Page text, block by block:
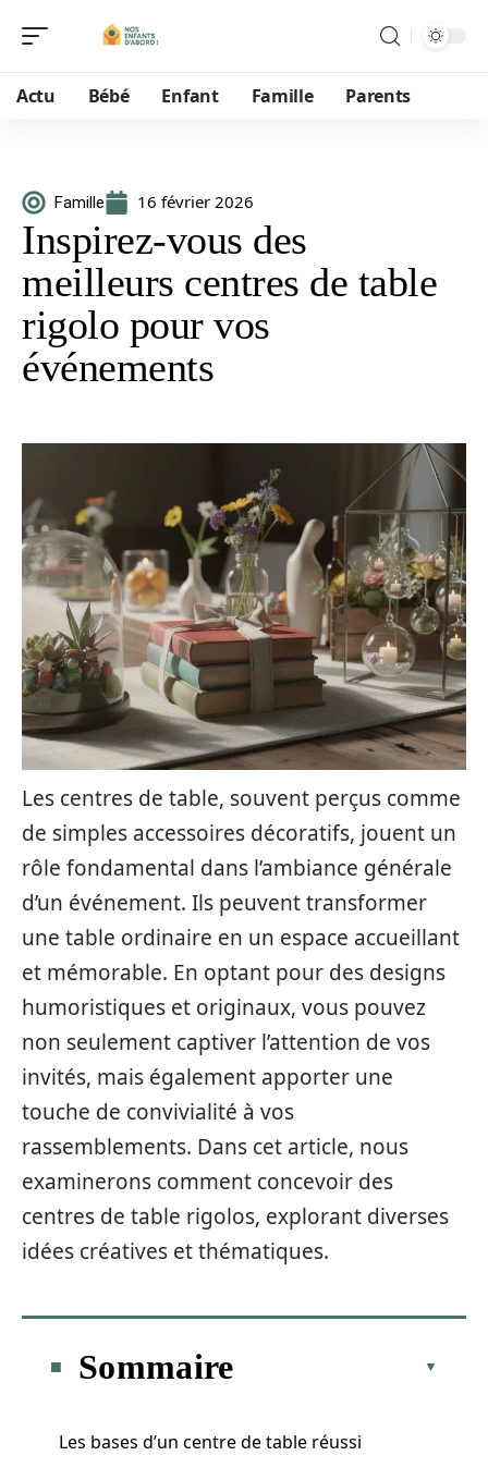
Actu Bébé Enfant Famille Parents
Famille 16 février 2026
Inspirez-vous des
meilleurs centres de table
rigolo pour vos
événements
Les centres de table, souvent perçus comme
de simples accessoires décoratifs, jouent un
rôle fondamental dans l’ambiance générale
d’un événement. Ils peuvent transformer
une table ordinaire en un espace accueillant
et mémorable. En optant pour des designs
humoristiques et originaux, vous pouvez
non seulement captiver l’attention de vos
invités, mais également apporter une
touche de convivialité à vos
rassemblements. Dans cet article, nous
examinerons comment concevoir des
centres de table rigolos, explorant diverses
idées créatives et thématiques.
Sommaire
Les bases d’un centre de table réussi